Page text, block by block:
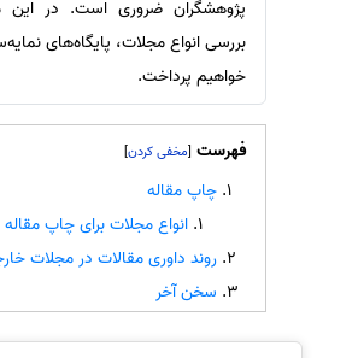
سفارش تهیه کاورلتر
سفارش انگیزه‌نامه‌SOP
پژوهشگران ضروری است. در این
بررسی انواع مجلات، پایگاه‌های
خواهیم پرداخت.
فهرست [
]
چاپ مقاله
انواع مجلات برای چاپ مقاله
روند داوری مقالات در مجلات
سخن آخر